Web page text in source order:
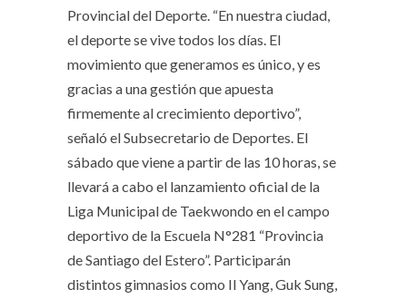
Provincial del Deporte. “En nuestra ciudad,
el deporte se vive todos los días. El
movimiento que generamos es único, y es
gracias a una gestión que apuesta
firmemente al crecimiento deportivo”,
señaló el Subsecretario de Deportes. El
sábado que viene a partir de las 10 horas, se
llevará a cabo el lanzamiento oficial de la
Liga Municipal de Taekwondo en el campo
deportivo de la Escuela N°281 “Provincia
de Santiago del Estero”. Participarán
distintos gimnasios como Il Yang, Guk Sung,